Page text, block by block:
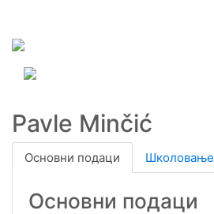
Pavle Minčić
Основни подаци Школовање
Основни подаци